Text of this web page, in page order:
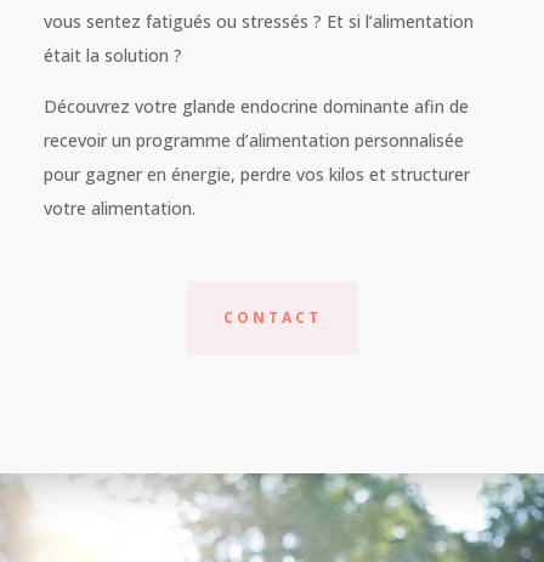
vous sentez fatigués ou stressés ? Et si l’alimentation
était la solution ?
Découvrez votre glande endocrine dominante afin de
recevoir un programme d’alimentation personnalisée
pour gagner en énergie, perdre vos kilos et structurer
votre alimentation.
CONTACT